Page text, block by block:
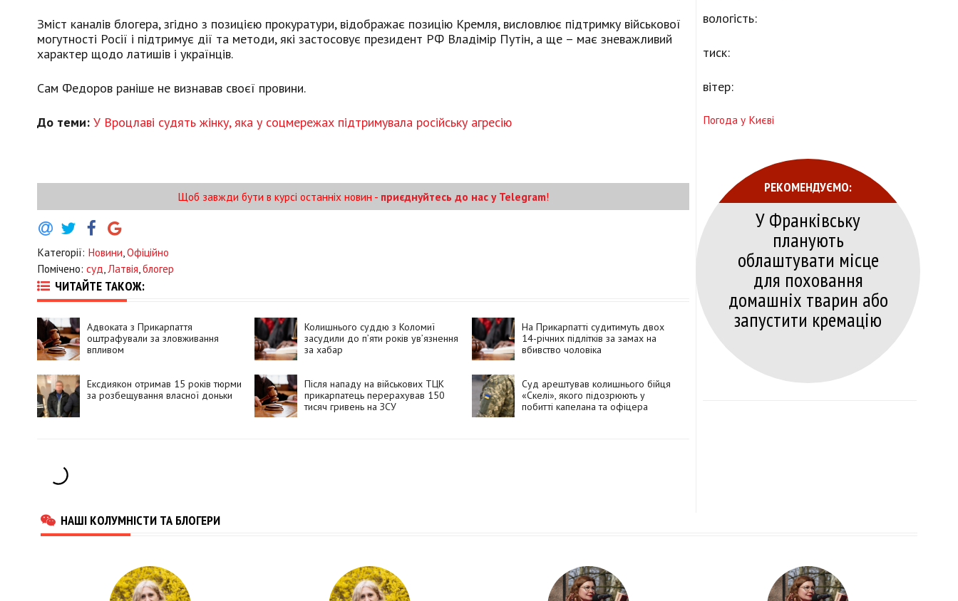
Зміст каналів блогера, згідно з позицією прокуратури, відображає позицію Кремля, висловлює підтримку військової
могутності Росії і підтримує дії та методи, які застосовує президент РФ Владімір Путін, а ще – має зневажливий
характер щодо латишів і українців.
Сам Федоров раніше не визнавав своєї провини.
До теми: У Вроцлаві судять жінку, яка у соцмережах підтримувала російську агресію
Щоб завжди бути в курсі останніх новин - приєднуйтесь до нас у Telegram!
Категорії: Новини,Офіційно
Помічено: суд,Латвія,блогер
ЧИТАЙТЕ ТАКОЖ:
Адвоката з Прикарпаття
оштрафували за зловживання
впливом
Колишнього суддю з Коломиї
засудили до п’яти років ув’язнення
за хабар
На Прикарпатті судитимуть двох
14-річних підлітків за замах на
вбивство чоловіка
Ексдиякон отримав 15 років тюрми
за розбещування власної доньки
Після нападу на військових ТЦК
прикарпатець перерахував 150
тисяч гривень на ЗСУ
Суд арештував колишнього бійця
«Скелі», якого підозрюють у
побитті капелана та офіцера
вологість:
тиск:
вітер:
Погода у Києві
РЕКОМЕНДУЄМО:
У Франківську
планують
облаштувати місце
для поховання
домашніх тварин або
запустити кремацію
НАШІ КОЛУМНІСТИ ТА БЛОГЕРИ